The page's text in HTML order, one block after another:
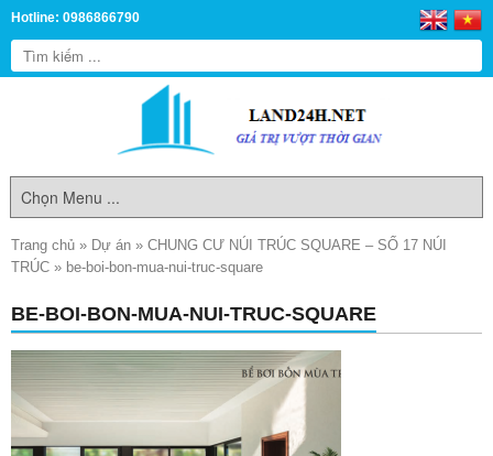
Hotline: 0986866790
Trang chủ » Dự án » CHUNG CƯ NÚI TRÚC SQUARE – SỐ 17 NÚI
TRÚC » be-boi-bon-mua-nui-truc-square
BE-BOI-BON-MUA-NUI-TRUC-SQUARE